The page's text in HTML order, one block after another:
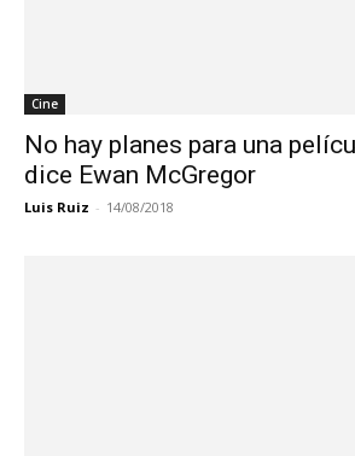
Cine
No hay planes para una
dice Ewan McGregor
Luis Ruiz - 14/08/2018